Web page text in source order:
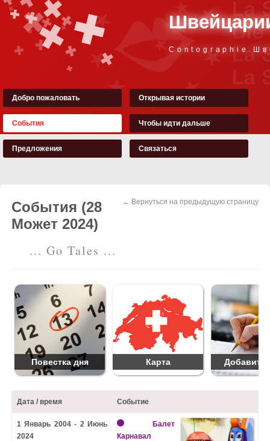
Contographie
Добро пожаловать Открывая истории
События Чтобы идти дальше
Предложения Связаться
← Вернуться на предыдущую страницу
События (28
Может 2024)
... Go Tales ...
Повестка дня Карта Добавить
Дата / время Событие
1 Январь 2004 - 2 Июнь
2024
Балет
Карнавал